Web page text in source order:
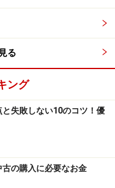
る
ング
失敗しない10のコツ！優
の購入に必要なお金